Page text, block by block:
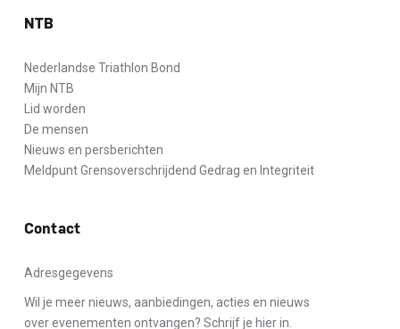
NTB
Nederlandse Triathlon Bond
Mijn NTB
Lid worden
De mensen
Nieuws en persberichten
Meldpunt Grensoverschrijdend Gedrag en Integriteit
Contact
Adresgegevens
Wil je meer nieuws, aanbiedingen, acties en nieuws
over evenementen ontvangen? Schrijf je hier in.